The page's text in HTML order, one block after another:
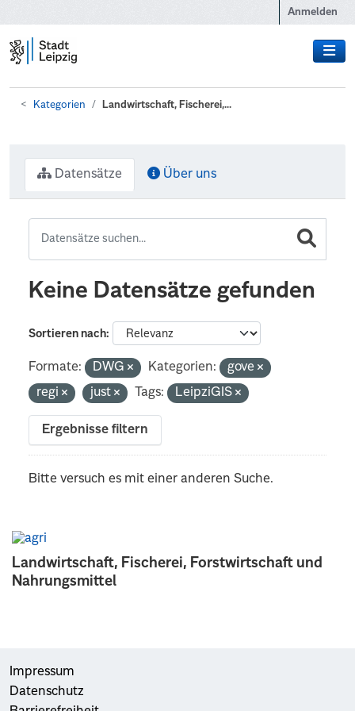
Anmelden
Kategorien Landwirtschaft, Fischerei,...
Landwirtschaft, Fischerei, Forstwirtschaft und
Nahrungsmittel
Datensätze Über uns
Keine Datensätze gefunden
Sortieren nach
Formate: DWG Kategorien:
gove
regi
just Tags: LeipziGIS
Ergebnisse filtern
Bitte versuch es mit einer anderen Suche.
Impressum
Datenschutz